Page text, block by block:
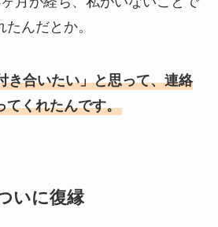
んだとか。
き合いたい」と思って、連絡
てくれたんです。
いに復縁